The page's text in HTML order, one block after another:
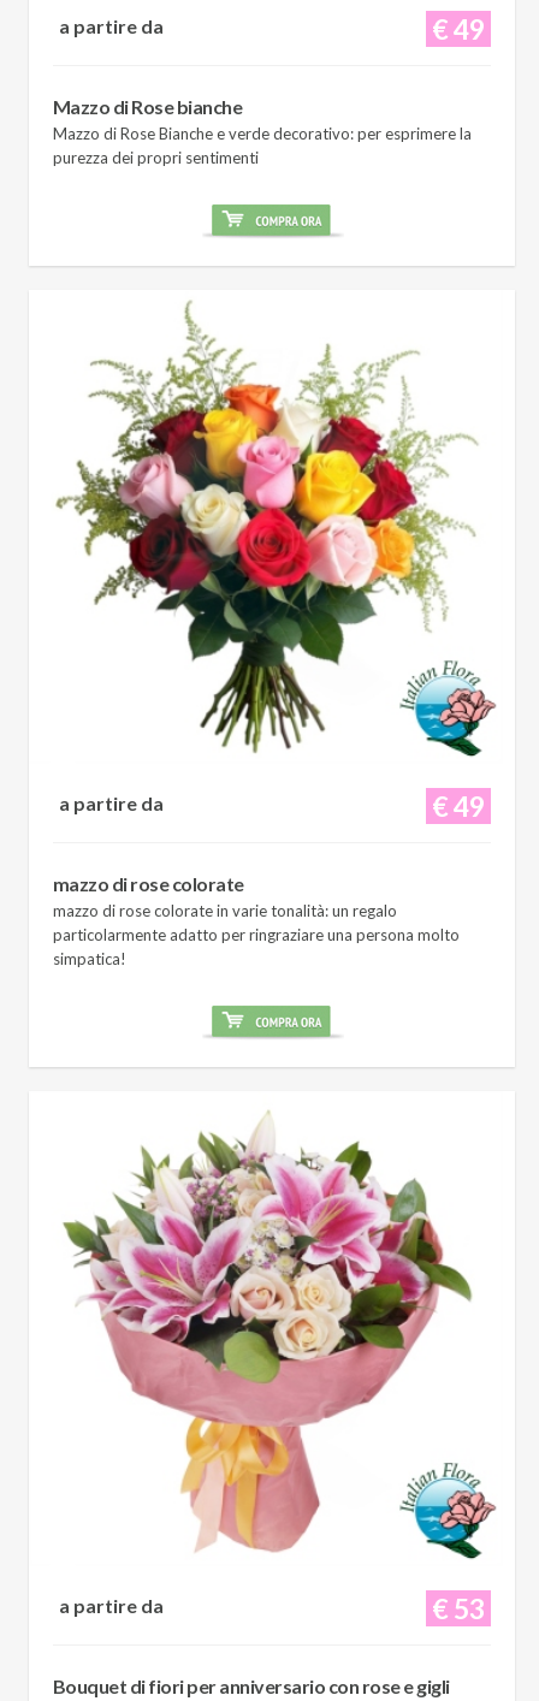
€ 49
a partire da
Mazzo di Rose bianche
Mazzo di Rose Bianche e verde decorativo: per esprimere la
purezza dei propri sentimenti
€ 49
a partire da
mazzo di rose colorate
mazzo di rose colorate in varie tonalità: un regalo
particolarmente adatto per ringraziare una persona molto
simpatica!
€ 53
a partire da
Bouquet di fiori per anniversario con rose e gigli